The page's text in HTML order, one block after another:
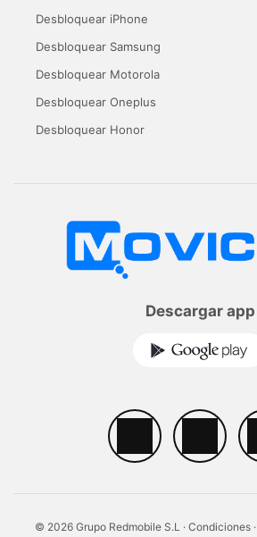
Desbloquear iPhone
Desbloquear Samsung
Desbloquear Motorola
Desbloquear Oneplus
Desbloquear Honor
Descargar app
© 2026 Grupo Redmobile S.L · Condiciones ·